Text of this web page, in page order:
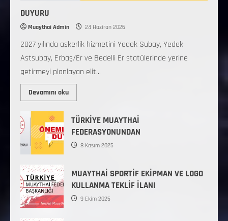
DUYURU
Muaythai Admin 24 Haziran 2026
2027 yılında askerlik hizmetini Yedek Subay, Yedek
Astsubay, Erbaş/Er ve Bedelli Er statülerinde yerine
getirmeyi planlayan elit...
Devamını oku
TÜRKİYE MUAYTHAİ
FEDERASYONUNDAN
8 Kasım 2025
MUAYTHAİ SPORTİF EKİPMAN VE LOGO
KULLANMA TEKLİF İLANI
9 Ekim 2025